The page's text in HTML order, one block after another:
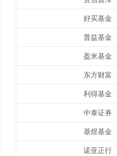
好买基金
普益基金
盈米基金
东方财富
利得基金
中泰证券
基煜基金
诺亚正行